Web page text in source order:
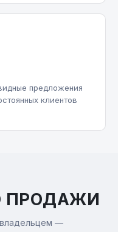
предложения
клиентов
ПРОДАЖИ
владельцем —